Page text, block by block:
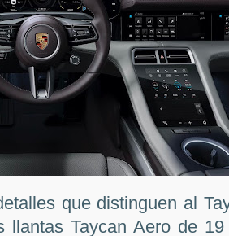
que distinguen al
llantas Taycan Aero de